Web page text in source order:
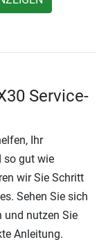
Service-
Ihr
so gut wie
wir Sie Schritt
Sehen Sie sich
und nutzen Sie
Anleitung.